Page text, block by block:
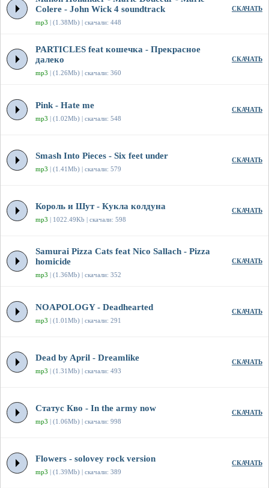
Colere - John Wick 4 soundtrack
mp3 | (1.38Mb) | скачали: 448
СКАЧАТЬ
PARTICLES feat кошечка - Прекрасное
далеко
mp3 | (1.26Mb) | скачали: 360
СКАЧАТЬ
Pink - Hate me
mp3 | (1.02Mb) | скачали: 548
СКАЧАТЬ
Smash Into Pieces - Six feet under
mp3 | (1.41Mb) | скачали: 579
СКАЧАТЬ
Король и Шут - Кукла колдуна
mp3 | 1022.49Kb | скачали: 598
СКАЧАТЬ
Samurai Pizza Cats feat Nico Sallach - Pizza
homicide
mp3 | (1.36Mb) | скачали: 352
СКАЧАТЬ
NOAPOLOGY - Deadhearted
mp3 | (1.01Mb) | скачали: 291
СКАЧАТЬ
Dead by April - Dreamlike
mp3 | (1.31Mb) | скачали: 493
СКАЧАТЬ
Статус Кво - In the army now
mp3 | (1.06Mb) | скачали: 998
СКАЧАТЬ
Flowers - solovey rock version
mp3 | (1.39Mb) | скачали: 389
СКАЧАТЬ